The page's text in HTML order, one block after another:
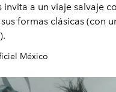
invita a un viaje salvaje
formas clásicas (con
México